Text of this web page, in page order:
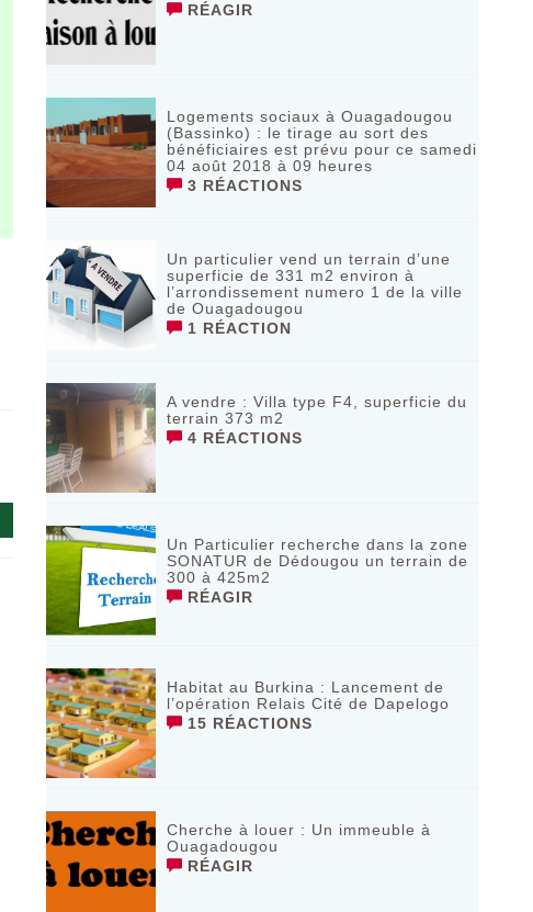
RÉAGIR
Logements sociaux à Ouagadougou
(Bassinko) : le tirage au sort des
bénéficiaires est prévu pour ce samedi
04 août 2018 à 09 heures
3 RÉACTIONS
Un particulier vend un terrain d’une
superficie de 331 m2 environ à
l’arrondissement numero 1 de la ville
de Ouagadougou
1 RÉACTION
A vendre : Villa type F4, superficie du
terrain 373 m2
4 RÉACTIONS
Un Particulier recherche dans la zone
SONATUR de Dédougou un terrain de
300 à 425m2
RÉAGIR
Habitat au Burkina : Lancement de
l’opération Relais Cité de Dapelogo
15 RÉACTIONS
Cherche à louer : Un immeuble à
Ouagadougou
RÉAGIR